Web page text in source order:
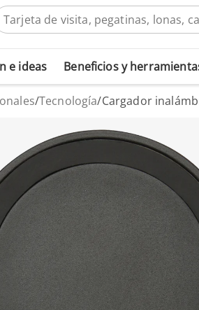
e ideas Beneficios y
/Tecnología/Cargador